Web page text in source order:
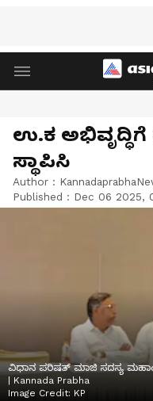
ಉ.ಕ ಅಭಿವೃದ್ಧಿಗೆ
ಸ್ಥಾಪಿಸಿ
Author :
Published : Dec 06 2025,
ವಿಧಾನ ಪರಿಷತ್‌ ಮಾಜಿ ಸದಸ್ಯ
| Kannada Prabha
Image Credit: KP